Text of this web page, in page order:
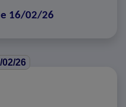
16/02/26
02/26